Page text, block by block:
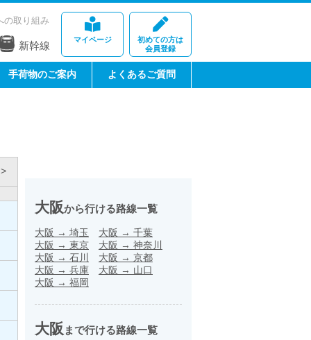
マイページ
初めての方は
会員登録
の取り組み
新幹線
手荷物のご案内 よくあるご質問
大阪から行ける路線一覧
大阪 → 埼玉 大阪 → 千葉
大阪 → 東京 大阪 → 神奈川
大阪 → 石川 大阪 → 京都
大阪 → 兵庫 大阪 → 山口
大阪 → 福岡
大阪 まで行ける路線一覧